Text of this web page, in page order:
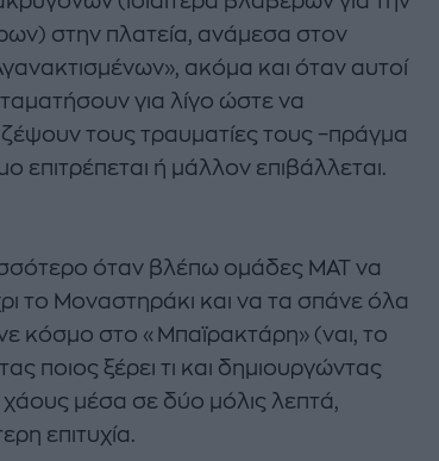
στην πλατεία, ανάμεσα στον
ακόμα και όταν αυτοί
για λίγο ώστε να
τους τραυματίες τους –πράγμα
επιτρέπεται ή μάλλον επιβάλλεται.
όταν βλέπω ομάδες ΜΑΤ να
το Μοναστηράκι και να τα σπάνε όλα
κόσμο στο «Μπαϊρακτάρη» (ναι, το
ποιος ξέρει τι και δημιουργώντας
μέσα σε δύο μόλις λεπτά,
επιτυχία.